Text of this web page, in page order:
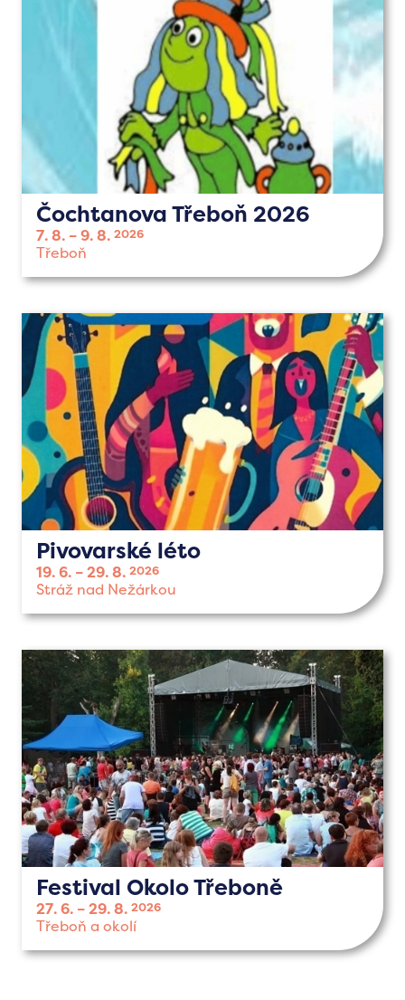
Čochtanova Třeboň 2026
7. 8. 9. 8. 2026
Třeboň
Pivovarské léto
19. 6. 29. 8. 2026
Stráž nad Nežárkou
Festival Okolo Třeboně
27. 6. 29. 8. 2026
Třeboň a okolí